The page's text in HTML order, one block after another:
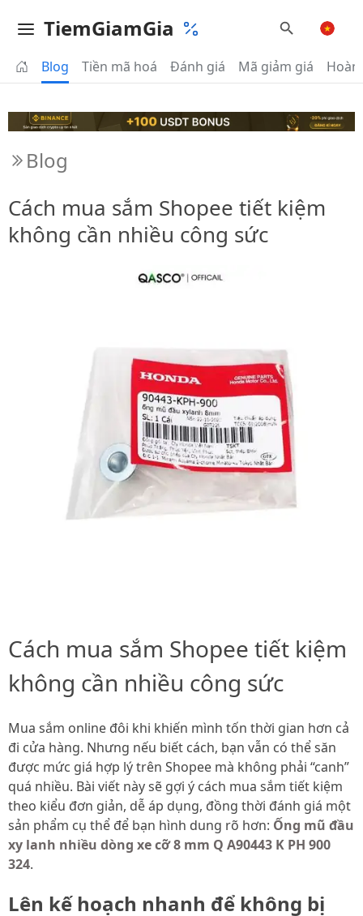
TiemGiamGia
Blog Tiền mã hoá Đánh giá Mã giảm giá
Blog
Cách mua sắm Shopee tiết kiệm
không cần nhiều công sức
Cách mua sắm Shopee tiết kiệm
không cần nhiều công sức
Mua sắm online đôi khi khiến mình tốn thời gian hơn cả
đi cửa hàng. Nhưng nếu biết cách, bạn vẫn có thể săn
được mức giá hợp lý trên Shopee mà không phải “canh”
quá nhiều. Bài viết này sẽ gợi ý cách mua sắm tiết kiệm
theo kiểu đơn giản, dễ áp dụng, đồng thời đánh giá một
sản phẩm cụ thể để bạn hình dung rõ hơn: Ống mũ đầu
xy lanh nhiều dòng xe cỡ 8 mm Q A90443 K PH 900
324.
Lên kế hoạch nhanh để không bị